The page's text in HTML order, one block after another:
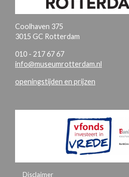
Coolhaven 375
3015 GC Rotterdam
010 - 217 67 67
info@museumrotterdam.nl
openingstijden en prijzen
Disclaimer